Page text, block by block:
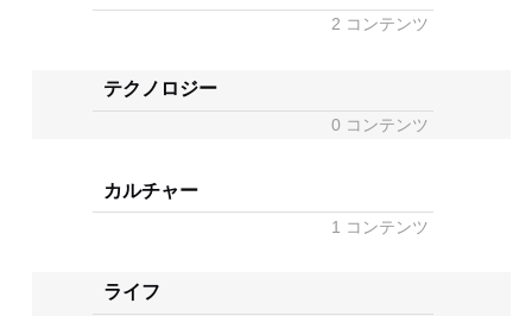
2 コンテンツ
テクノロジー
0 コンテンツ
カルチャー
1 コンテンツ
ライフ